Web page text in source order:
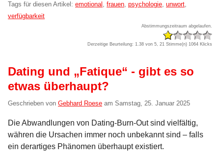
Tags für diesen Artikel: emotional , frauen, psychologie, unwort,
verfügbarkeit
Abstimmungszeitraum abgelaufen.
Derzeitige Beurteilung: 1.38 von 5, 21 Stimme(n) 1064 Klicks
Dating und „Fatique“ - gibt es so
etwas überhaupt?
Geschrieben von Gebhard Roese am Samstag, 25. Januar 2025
Die Abwandlungen von Dating-Burn-Out sind vielfältig,
währen die Ursachen immer noch unbekannt sind – falls
ein derartiges Phänomen überhaupt existiert.